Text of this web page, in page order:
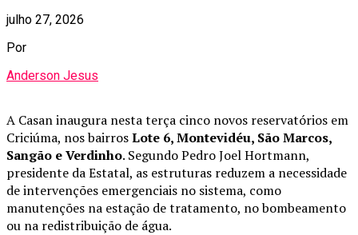
julho 27, 2026
Por
Anderson Jesus
A Casan inaugura nesta terça cinco novos reservatórios em
Criciúma, nos bairrosLote 6, Montevidéu, São Marcos,
Sangão e Verdinho. Segundo Pedro Joel Hortmann,
presidente da Estatal, as estruturas reduzem a necessidade
de intervenções emergenciais no sistema, como
manutenções na estação de tratamento, no bombeamento
ou na redistribuição de água.